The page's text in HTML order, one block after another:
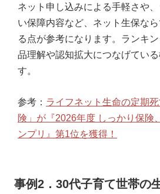
ネット申し込みによる手軽さや
い保障内容など、ネット生保な
る点が参考になります。ランキ
品理解や認知拡大につなげてい
す。
参考： ライフネット生命の定期
険」が『2026年度 しっかり保険
ンプリ』第1位を獲得！
事例2．30代子育て世帯の